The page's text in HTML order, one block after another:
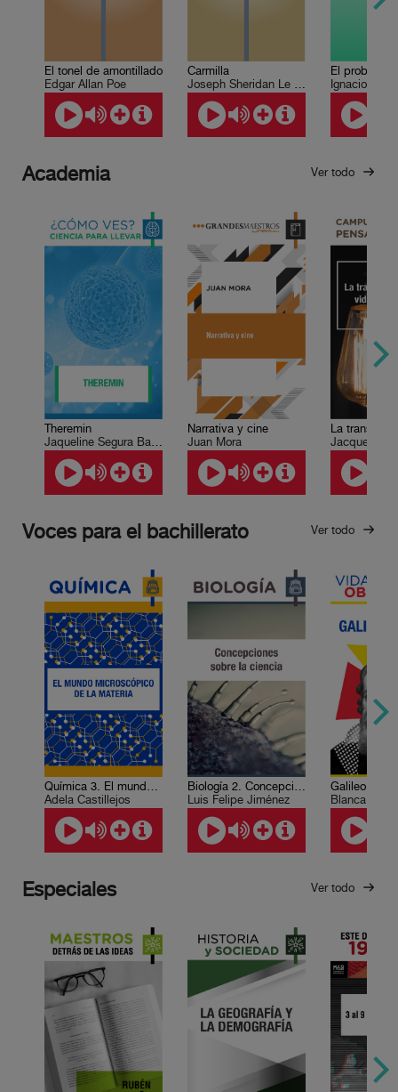
El tonel de amontillado
Edgar Allan Poe
Carmilla
Joseph Sheridan Le Fanu
El problema
Ignacio
Academia Ver todo
Theremin
Jaqueline Segura Bautista
Narrativa y cine
Juan Mora
Jacqueline
Voces para el bachillerato Ver todo
Química 3. El mundo microscópico de la materia
Adela Castillejos
Biología 2. Concepciones sobre la ciencia
Luis Felipe Jiménez
Galileo
Especiales Ver todo